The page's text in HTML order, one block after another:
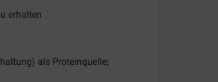
erhalten
als Proteinquelle;